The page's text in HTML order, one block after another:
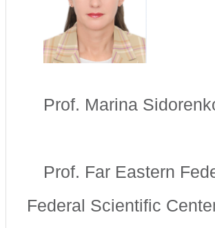
Prof. Marina
Prof. Far Eastern
Federal Scientific